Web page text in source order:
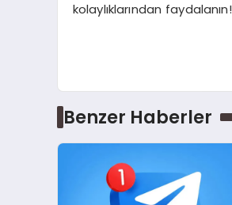
kolaylıklarından faydalanın!
Benzer Haberler